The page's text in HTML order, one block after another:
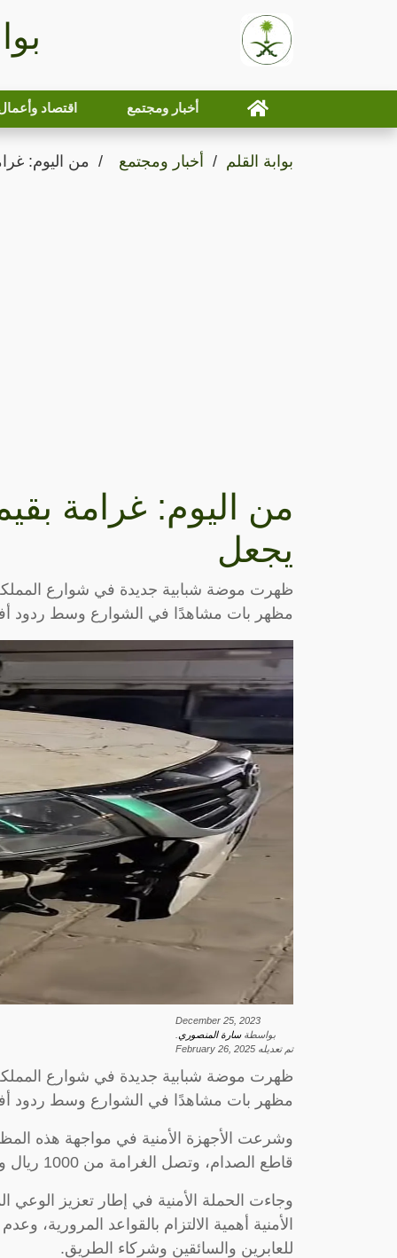
أخبار ومجتمع اقتصاد
بوابة القلم أخبار ومجتمع من اليوم: غرامة بقيمة
يجعل
ظهرت موضة شبابية جديدة في شوارع
مظهر بات مشاهدًا في الشوارع وسط ردود
December 25, 2023
بواسطةسارة المنصوري
تم تعديله February 26, 2025
ظهرت موضة شبابية جديدة في شوارع
مظهر بات مشاهدًا في الشوارع وسط ردود
وشرعت الأجهزة الأمنية في مواجهة هذه
قاطع الصدام، وتصل الغرامة من 1000 ريال وحتى 2000ريال، وفقًا لصحيفة عكاظ.
وجاءت الحملة الأمنية في إطار تعزيز الوعي
الأمنية أهمية الالتزام بالقواعد
للعابرين والسائقين وشركاء الطريق.